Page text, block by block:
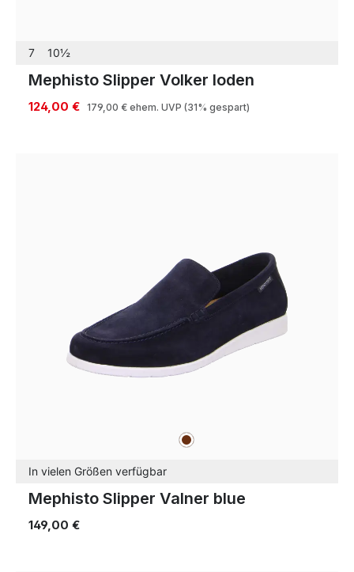
7 10½
Mephisto Slipper Volker loden
124,00 € 179,00 € ehem. UVP (31% gespart)
braun
In vielen Größen verfügbar
Mephisto Slipper Valner blue
149,00 €